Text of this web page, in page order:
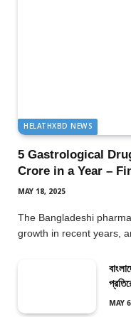
HELATHXBD NEWS
5 Gastrological
Crore in a Year –
MAY 18, 2025
The Bangladeshi
growth in recent years,
MAY